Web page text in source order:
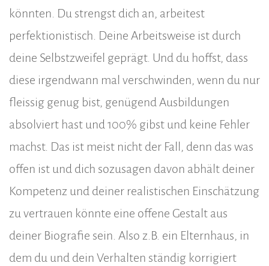
könnten. Du strengst dich an, arbeitest
perfektionistisch. Deine Arbeitsweise ist durch
deine Selbstzweifel geprägt. Und du hoffst, dass
diese irgendwann mal verschwinden, wenn du nur
fleissig genug bist, genügend Ausbildungen
absolviert hast und 100% gibst und keine Fehler
machst. Das ist meist nicht der Fall, denn das was
offen ist und dich sozusagen davon abhält deiner
Kompetenz und deiner realistischen Einschätzung
zu vertrauen könnte eine offene Gestalt aus
deiner Biografie sein. Also z.B. ein Elternhaus, in
dem du und dein Verhalten ständig korrigiert